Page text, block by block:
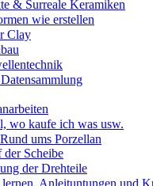
& Surreale Keramiken
wie erstellen
Clay
wo kaufe ich was usw.
ums Porzellan
Scheibe
der Drehteile
Anleituntungen und